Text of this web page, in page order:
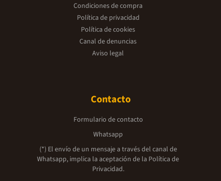
Condiciones de compra
Política de privacidad
Política de cookies
Canal de denuncias
Aviso legal
Contacto
Formulario de contacto
Whatsapp
(*) El envío de un mensaje a través del canal de
Whatsapp, implica la aceptación de la Política de
Privacidad.